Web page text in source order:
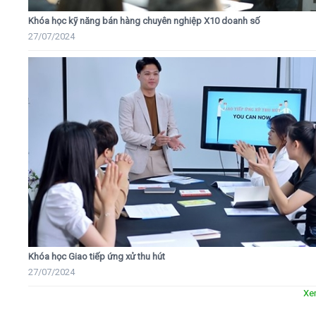
Khóa học kỹ năng bán hàng chuyên nghiệp X10 doanh số
27/07/2024
Khóa học Giao tiếp ứng xử thu hút
27/07/2024